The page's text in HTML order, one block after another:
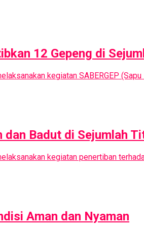
12 Gepeng di
kegiatan SABERGEP
dan Badut di Sejumlah
kegiatan penertiban
Aman dan Nyaman